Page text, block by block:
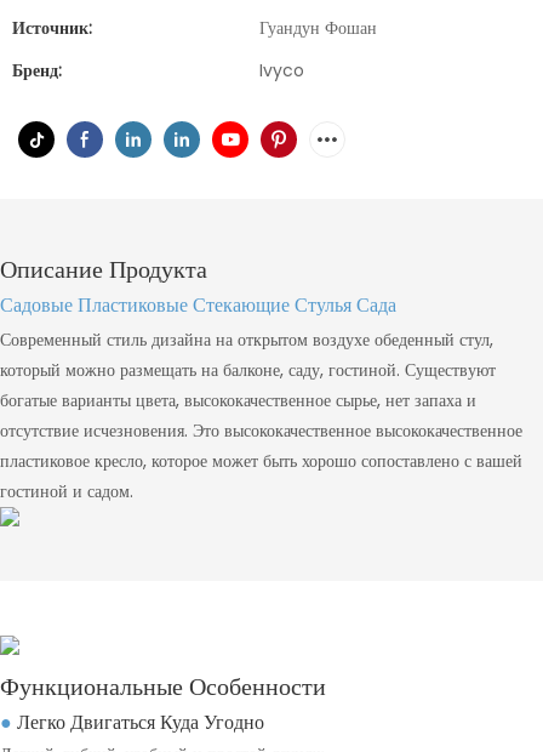
Источник:
Гуандун Фошан
Бренд:
Ivyco
Описание Продукта
Садовые Пластиковые Стекающие Стулья Сада
Современный стиль дизайна на открытом воздухе обеденный стул,
который можно размещать на балконе, саду, гостиной. Существуют
богатые варианты цвета, высококачественное сырье, нет запаха и
отсутствие исчезновения. Это высококачественное высококачественное
пластиковое кресло, которое может быть хорошо сопоставлено с вашей
гостиной и садом.
Функциональные Особенности
● Легко Двигаться Куда Угодно